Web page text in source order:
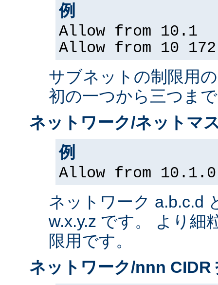
例
Allow from 10.1
Allow from 10
サブネットの制限用
初の一つから三つま
ネットワーク/ネットマ
例
Allow from
ネットワーク a.b.c.d
w.x.y.z です。 より細
限用です。
ネットワーク/nnn CIDR